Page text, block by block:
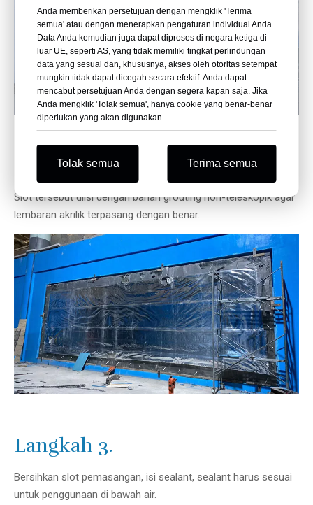
Langkah 2.
Slot tersebut diisi dengan bahan grouting non-teleskopik agar
lembaran akrilik terpasang dengan benar.
Langkah 3.
Bersihkan slot pemasangan, isi sealant, sealant harus sesuai
untuk penggunaan di bawah air.
Anda memberikan persetujuan dengan mengklik 'Terima
semua' atau dengan menerapkan pengaturan individual Anda.
Data Anda kemudian juga dapat diproses di negara ketiga di
luar UE, seperti AS, yang tidak memiliki tingkat perlindungan
data yang sesuai dan, khususnya, akses oleh otoritas setempat
mungkin tidak dapat dicegah secara efektif. Anda dapat
mencabut persetujuan Anda dengan segera kapan saja. Jika
Anda mengklik 'Tolak semua', hanya cookie yang benar-benar
diperlukan yang akan digunakan.
Tolak semua Terima semua